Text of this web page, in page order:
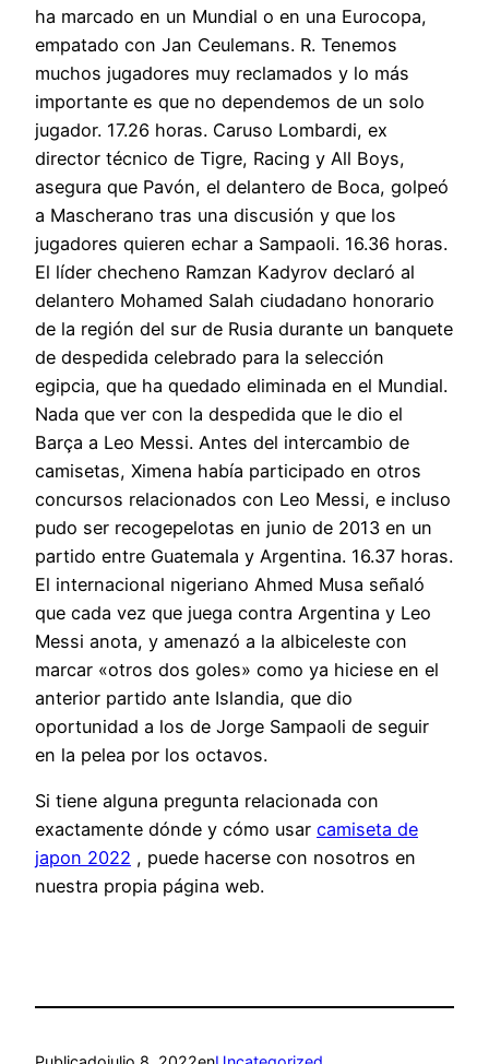
ha marcado en un Mundial o en una Eurocopa,
empatado con Jan Ceulemans. R. Tenemos
muchos jugadores muy reclamados y lo más
importante es que no dependemos de un solo
jugador. 17.26 horas. Caruso Lombardi, ex
director técnico de Tigre, Racing y All Boys,
asegura que Pavón, el delantero de Boca, golpeó
a Mascherano tras una discusión y que los
jugadores quieren echar a Sampaoli. 16.36 horas.
El líder checheno Ramzan Kadyrov declaró al
delantero Mohamed Salah ciudadano honorario
de la región del sur de Rusia durante un banquete
de despedida celebrado para la selección
egipcia, que ha quedado eliminada en el Mundial.
Nada que ver con la despedida que le dio el
Barça a Leo Messi. Antes del intercambio de
camisetas, Ximena había participado en otros
concursos relacionados con Leo Messi, e incluso
pudo ser recogepelotas en junio de 2013 en un
partido entre Guatemala y Argentina. 16.37 horas.
El internacional nigeriano Ahmed Musa señaló
que cada vez que juega contra Argentina y Leo
Messi anota, y amenazó a la albiceleste con
marcar «otros dos goles» como ya hiciese en el
anterior partido ante Islandia, que dio
oportunidad a los de Jorge Sampaoli de seguir
en la pelea por los octavos.
Si tiene alguna pregunta relacionada con
exactamente dónde y cómo usar camiseta de
japon 2022 , puede hacerse con nosotros en
nuestra propia página web.